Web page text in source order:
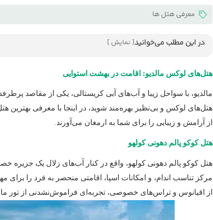
معرفی هتل ها
در این مطلب می‌خوانید[ نمایش ]
هتل‌های لوکس مالدیو: اقامت در بهشت استوایی
هتل‌های لوکس مالدیو: اقامت در بهشت استوایی
مالدیو، با سواحل زیبا و آب‌های آبی کریستالی، یکی از مقاصد
هتل‌های لوکس و بی‌نظیر بهره‌مند شوید، در اینجا با معرفی بهترین
از آرامش و زیبایی را برای شما به ارمغان می‌آورند.
هتل کوکو پالم دهونی کولهو
هتل کوکو پالم دهونی کولهو، واقع در کنار آب‌های زلال یک جزیره
مرکز تناسب اندام، و امکانات اسپا، اقامتی منحصر به فرد را برای
از اقیانوس و تراس‌های خصوصی، تجربه‌ای فراموش‌نشدنی از تور